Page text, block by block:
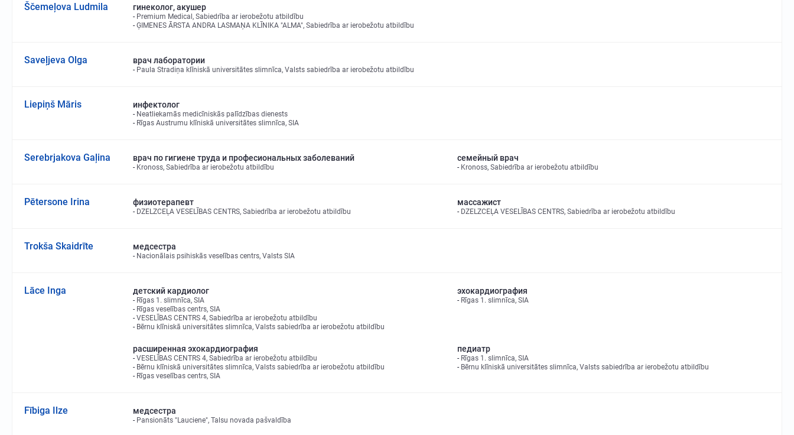
Ščemeļova Ludmila гинеколог, акушер
Premium Medical, Sabiedrība ar ierobežotu atbildību
ĢIMENES ĀRSTA ANDRA LASMAŅA KLĪNIKA "ALMA", Sabiedrība ar ierobežotu atbildību
Saveļjeva Olga врач лаборатории
Paula Stradiņa klīniskā universitātes slimnīca, Valsts sabiedrība ar ierobežotu atbildību
Liepiņš Māris инфектолог
Neatliekamās medicīniskās palīdzības dienests
Rīgas Austrumu klīniskā universitātes slimnīca, SIA
Serebrjakova Gaļina врач по гигиене труда и професиональных заболеваний
Kronoss, Sabiedrība ar ierobežotu atbildību
семейный врач
Kronoss, Sabiedrība ar ierobežotu atbildību
Pētersone Irina физиотерапевт
DZELZCEĻA VESELĪBAS CENTRS, Sabiedrība ar ierobežotu atbildību
массажист
DZELZCEĻA VESELĪBAS CENTRS, Sabiedrība ar ierobežotu atbildību
Trokša Skaidrīte медсестра
Nacionālais psihiskās veselības centrs, Valsts SIA
Lāce Inga детский кардиолог
Rīgas 1. slimnīca, SIA
Rīgas veselības centrs, SIA
VESELĪBAS CENTRS 4, Sabiedrība ar ierobežotu atbildību
Bērnu klīniskā universitātes slimnīca, Valsts sabiedrība ar ierobežotu atbildību
эхокардиография
Rīgas 1. slimnīca, SIA
расширенная эхокардиография
VESELĪBAS CENTRS 4, Sabiedrība ar ierobežotu atbildību
Bērnu klīniskā universitātes slimnīca, Valsts sabiedrība ar ierobežotu atbildību
Rīgas veselības centrs, SIA
педиатр
Rīgas 1. slimnīca, SIA
Bērnu klīniskā universitātes slimnīca, Valsts sabiedrība ar ierobežotu atbildību
Fībiga Ilze медсестра
Pansionāts "Lauciene", Talsu novada pašvaldība